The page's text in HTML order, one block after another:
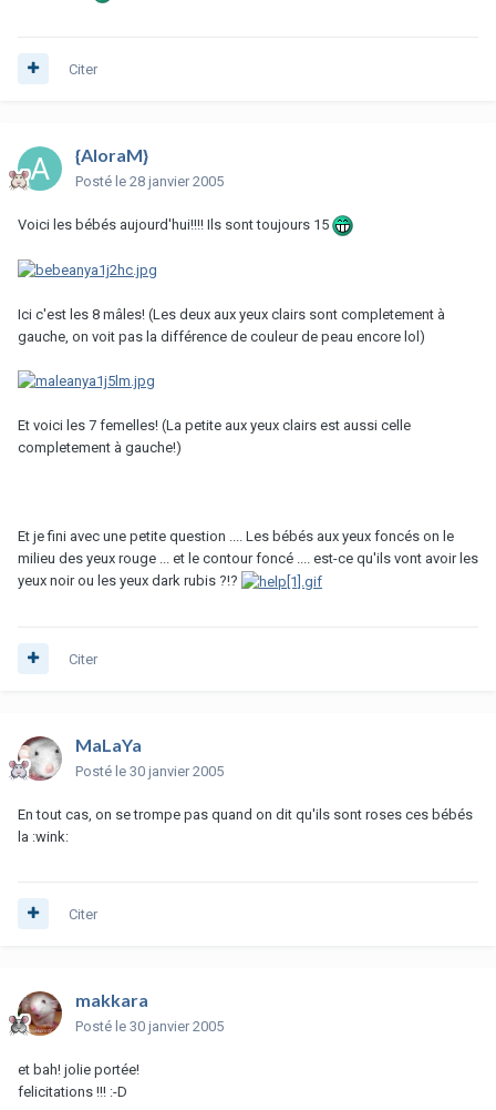
Citer
{AloraM}
Posté le 28 janvier 2005
Voici les bébés aujourd'hui!!!! Ils sont toujours 15
Ici c'est les 8 mâles! (Les deux aux yeux clairs sont completement à
gauche, on voit pas la différence de couleur de peau encore lol)
Et voici les 7 femelles! (La petite aux yeux clairs est aussi celle
completement à gauche!)
Et je fini avec une petite question .... Les bébés aux yeux foncés on le
milieu des yeux rouge ... et le contour foncé .... est-ce qu'ils vont avoir les
yeux noir ou les yeux dark rubis ?!?
Citer
MaLaYa
Posté le 30 janvier 2005
En tout cas, on se trompe pas quand on dit qu'ils sont roses ces bébés
la :wink:
Citer
makkara
Posté le 30 janvier 2005
et bah! jolie portée!
felicitations !!! :-D